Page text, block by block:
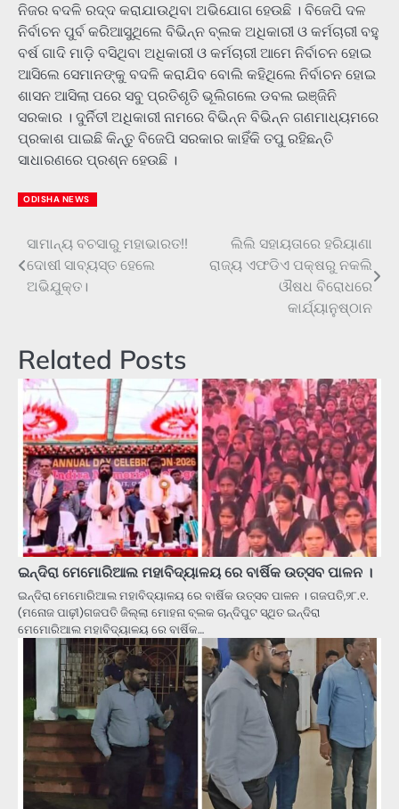
ନିଜର ବଦଳି ରଦ୍ଦ କରାଯାଉଥିବା ଅଭିଯୋଗ ହେଉଛି । ବିଜେପି ଦଳ
ନିର୍ବାଚନ ପୁର୍ବ କରିଆସୁଥିଲେ ବିଭିନ୍ନ ବ୍ଲକ ଅଧିକାରୀ ଓ କର୍ମଚାରୀ ବହୁ
ବର୍ଷ ଗାଦି ମାଡ଼ି ବସିଥିବା ଅଧିକାରୀ ଓ କର୍ମଚାରୀ ଆମେ ନିର୍ବାଚନ ହୋଇ
ଆସିଲେ ସେମାନଙ୍କୁ ବଦଳି କରାଯିବ ବୋଲି କହିଥିଲେ ନିର୍ବାଚନ ହୋଇ
ଶାସନ ଆସିଲା ପରେ ସବୁ ପ୍ରତିଶୃତି ଭୂଲିଗଲେ ଡବଲ ଇଞ୍ଜିନି
ସରକାର । ଦୁର୍ନିତୀ ଅଧିକାରୀ ନାମରେ ବିଭିନ୍ନ ବିଭିନ୍ନ ଗଣମାଧ୍ୟମରେ
ପ୍ରକାଶ ପାଇଛି କିନ୍ତୁ ବିଜେପି ସରକାର କାହିଁକି ତପୁ ରହିଛନ୍ତି
ସାଧାରଣରେ ପ୍ରଶ୍ନ ହେଉଛି ।
ODISHA NEWS
Post
navigation
ସାମାନ୍ୟ ବଚସାରୁ ମହାଭାରତ!!
ଦୋଷୀ ସାବ୍ୟସ୍ତ ହେଲେ
ଅଭିଯୁକ୍ତ।
ଲିଲି ସହାୟତାରେ ହରିୟାଣା
ରାଜ୍ୟ ଏଫଡିଏ ପକ୍ଷରୁ ନକଲି
ଔଷଧ ବିରୋଧରେ
କାର୍ଯ୍ୟାନୁଷ୍ଠାନ
Related Posts
ଇନ୍ଦିରା ମେମୋରିଆଲ ମହାବିଦ୍ୟାଳୟ ରେ ବାର୍ଷିକ ଉତ୍ସବ ପାଳନ ।
ଇନ୍ଦିରା ମେମୋରିଆଲ ମହାବିଦ୍ୟାଳୟ ରେ ବାର୍ଷିକ ଉତ୍ସବ ପାଳନ । ଗଜପତି,୨୮.୧.
(ମନୋଜ ପାଢ଼ୀ)ଗଜପତି ଜିଲ୍ଲା ମୋହନା ବ୍ଲକ ଚାନ୍ଦିପୁଟ ସ୍ଥିତ ଇନ୍ଦିରା
ମେମୋରିଆଲ ମହାବିଦ୍ୟାଳୟ ରେ ବାର୍ଷିକ…